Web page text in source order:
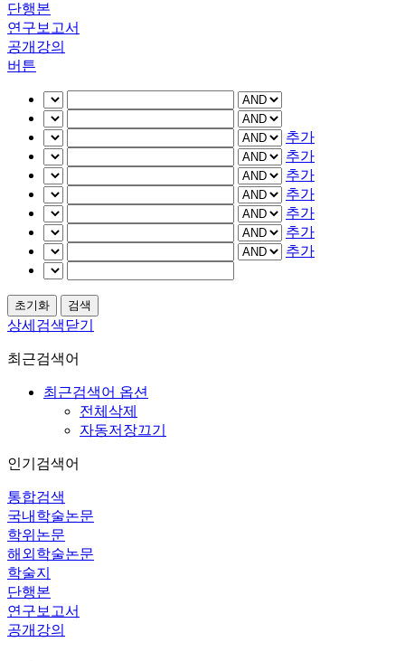
단행본
연구보고서
공개강의
버튼
추가
추가
추가
추가
추가
추가
추가
상세검색닫기
최근검색어
최근검색어 옵션
전체삭제
자동저장끄기
인기검색어
통합검색
국내학술논문
학위논문
해외학술논문
학술지
단행본
연구보고서
공개강의